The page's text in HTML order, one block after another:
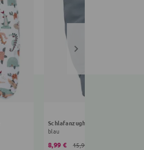
Schlafanzughose Roller
blau
8,99 € 15,99 €